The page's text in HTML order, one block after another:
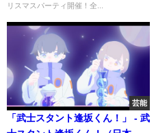
リスマスパーティ開催！全...
芸能
「武士スタント逢坂くん！」 - 武